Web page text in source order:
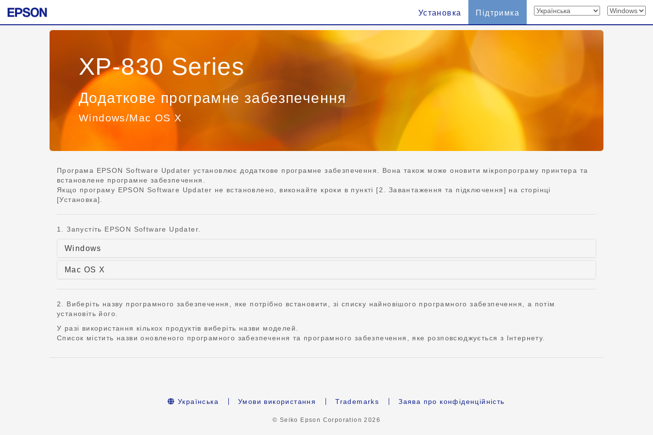
Установка Підтримка
XP-830 Series
Додаткове програмне забезпечення
Windows/Mac OS X
Програма EPSON Software Updater установлює додаткове програмне забезпечення. Вона також може оновити мікропрограму принтера та
встановлене програмне забезпечення.
Якщо програму EPSON Software Updater не встановлено, виконайте кроки в пункті [2. Завантаження та підключення] на сторінці
[Установка].
1. Запустіть EPSON Software Updater.
Windows
Mac OS X
2. Виберіть назву програмного забезпечення, яке потрібно встановити, зі списку найновішого програмного забезпечення, а потім
установіть його.
У разі використання кількох продуктів виберіть назви моделей.
Список містить назви оновленого програмного забезпечення та програмного забезпечення, яке розповсюджується з Інтернету.
Українська Умови використання Trademarks Заява про конфіденційність
© Seiko Epson Corporation2026